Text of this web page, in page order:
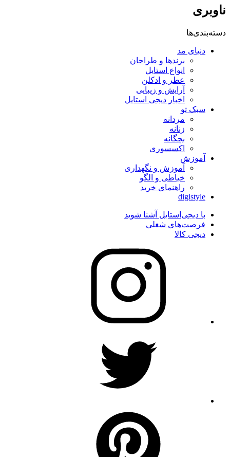
ناوبری
دسته‌بندی‌ها
دنیای مد
برندها و طراحان
انواع استایل
عطر و ادکلن
آرایش و زیبایی
اخبار دیجی استایل
سبک تو
مردانه
زنانه
بچگانه
اکسسوری
آموزش
آموزش و نگهداری
خیاطی و الگو
راهنمای خرید
digistyle
با دیجی‌استایل آشنا شوید
فرصت‌های شغلی
دیجی کالا